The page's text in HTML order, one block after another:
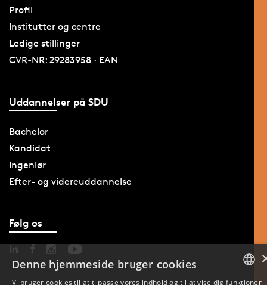
Profil
Institutter og centre
Ledige stillinger
CVR-NR: 29283958 · EAN
Uddannelser på SDU
Bachelor
Kandidat
Ingeniør
Efter- og videreuddannelse
Følg os
Denne hjemmeside bruger cookies
Vi bruger cookies til at tilpasse vores indhold og til at vise dig funktioner